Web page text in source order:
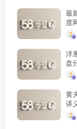
最
度
洋
盘
黄
讲